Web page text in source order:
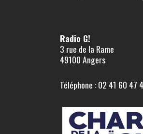
Radio G!
3 rue de la Rame
49100 Angers
Téléphone : 02 41 60 47